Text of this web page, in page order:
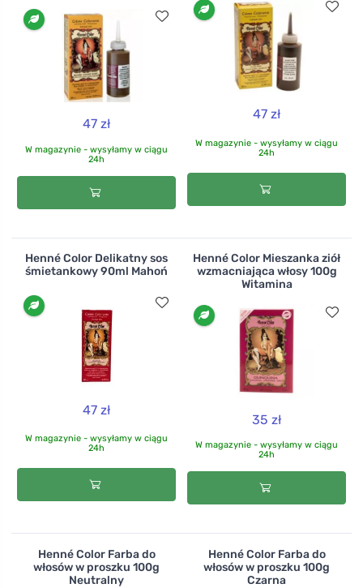
47 zł
W magazynie - wysyłamy w ciągu
24h
47 zł
W magazynie - wysyłamy w ciągu
24h
Henné Color Delikatny sos
śmietankowy 90ml Mahoń
47 zł
W magazynie - wysyłamy w ciągu
24h
Henné Color Mieszanka ziół
wzmacniająca włosy 100g
Witamina
35 zł
W magazynie - wysyłamy w ciągu
24h
Henné Color Farba do
włosów w proszku 100g
Neutralny
Henné Color Farba do
włosów w proszku 100g
Czarna